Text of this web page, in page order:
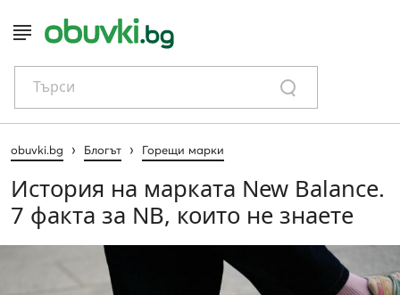
Търси
obuvki.bg › Блогът › Горещи марки
История на марката New Balance.
7 факта за NB, които не знаете